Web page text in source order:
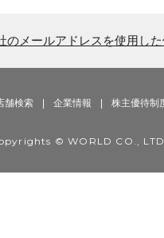
のメールアドレスを使用し
舗検索 企業情報 株主優待制
© WORLD CO.,